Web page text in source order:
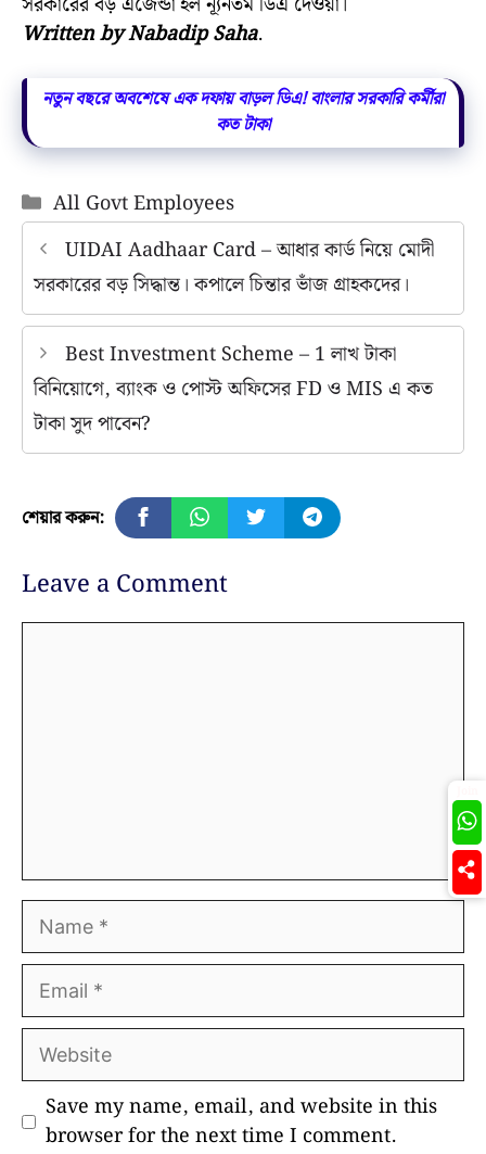
Written by Nabadip Saha.
নতুন বছরে অবশেষে এক দফায় বাড়ল ডিএ! বাংলার সরকারি কর্মীরা
কত টাকা
Categories
All Govt Employees
UIDAI Aadhaar Card – আধার কার্ড নিয়ে মোদী
সরকারের বড় সিদ্ধান্ত। কপালে চিন্তার ভাঁজ গ্রাহকদের।
Best Investment Scheme – 1 লাখ টাকা
বিনিয়োগে, ব্যাংক ও পোস্ট অফিসের FD ও MIS এ কত
টাকা সুদ পাবেন?
শেয়ার করুন:
Leave a Comment
Name
Email
Website
Save my name, email, and website in this
browser for the next time I comment.